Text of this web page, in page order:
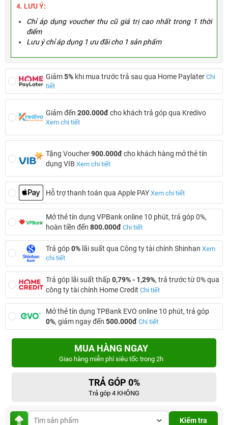
4. LƯU Ý:
Chỉ áp dụng voucher thu cũ giá trị cao nhất trong 1 thời
điểm
Lưu ý chỉ áp dụng 1 ưu đãi cho 1 sản phẩm
Giảm5% khi mua trước trả sau qua Home Paylater Chi
tiết
Giảm đến 200.000đcho khách trả góp qua Kredivo
Xem chi tiết
Tặng Voucher900.000đcho khách hàng mở thẻ tín
dụng VIB Xem chi tiết
Hỗ trợ thanh toán qua Apple PAY Xem chi tiết
Mở thẻ tín dụng VPBank online 10 phút, trả góp 0%,
hoàn tiền đến 800.000đ Chi tiết
Trả góp0% lãi suất qua Công ty tài chính Shinhan Xem
chi tiết
Trả góp lãi suất thấp0,79% - 1,29%, trả trước từ 0% qua
công ty tài chính Home Credit Chi tiết
Mở thẻ tín dụng TPBank EVO online 10 phút, trả góp
0%, giảm ngay đến 500.000đ Chi tiết
MUA HÀNG NGAY
Giao hàng miễn phí siêu tốc trong 2h
TRẢ GÓP 0%
Trả góp 4 KHÔNG
Kiểm tra